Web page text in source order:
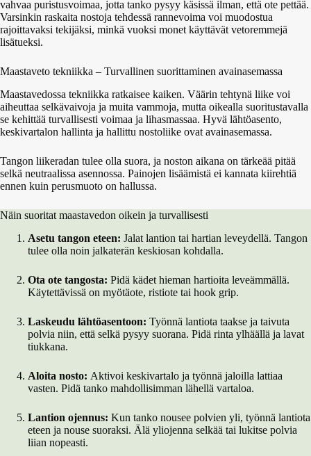
vahvaa puristusvoimaa, jotta tanko pysyy käsissä ilman, että ote pettää.
Varsinkin raskaita nostoja tehdessä rannevoima voi muodostua
rajoittavaksi tekijäksi, minkä vuoksi monet käyttävät vetoremmejä
lisätueksi.
Maastaveto tekniikka – Turvallinen suorittaminen avainasemassa
Maastavedossa tekniikka ratkaisee kaiken. Väärin tehtynä liike voi
aiheuttaa selkävaivoja ja muita vammoja, mutta oikealla suoritustavalla
se kehittää turvallisesti voimaa ja lihasmassaa. Hyvä lähtöasento,
keskivartalon hallinta ja hallittu nostoliike ovat avainasemassa.
Tangon liikeradan tulee olla suora, ja noston aikana on tärkeää pitää
selkä neutraalissa asennossa. Painojen lisäämistä ei kannata kiirehtiä
ennen kuin perusmuoto on hallussa.
Näin suoritat maastavedon oikein ja turvallisesti
Asetu tangon eteen: Jalat lantion tai hartian leveydellä. Tangon
tulee olla noin jalkaterän keskiosan kohdalla.
Ota ote tangosta: Pidä kädet hieman hartioita leveämmällä.
Käytettävissä on myötäote, ristiote tai hook grip.
Laskeudu lähtöasentoon: Työnnä lantiota taakse ja taivuta
polvia niin, että selkä pysyy suorana. Pidä rinta ylhäällä ja lavat
tiukkana.
Aloita nosto: Aktivoi keskivartalo ja työnnä jaloilla lattiaa
vasten. Pidä tanko mahdollisimman lähellä vartaloa.
Lantion ojennus: Kun tanko nousee polvien yli, työnnä lantiota
eteen ja nouse suoraksi. Älä yliojenna selkää tai lukitse polvia
liian nopeasti.